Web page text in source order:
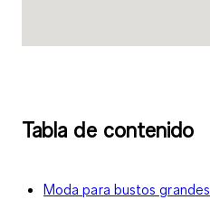
Tabla de contenido
Moda para bustos grandes